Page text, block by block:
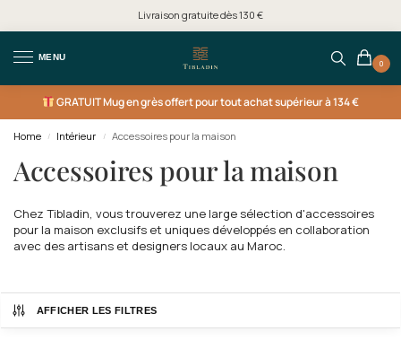
Livraison gratuite dès 130 €
MENU
0
GRATUITMug en grès offert pour tout achat supérieur à 134 €
Home / Intérieur / Accessoires pour la maison
Accessoires pour la maison
Chez Tibladin, vous trouverez une large sélection d'accessoires
pour la maison exclusifs et uniques développés en collaboration
avec des artisans et designers locaux au Maroc.
AFFICHER LES FILTRES